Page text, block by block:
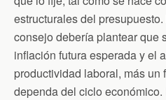
estructurales del
consejo debería plantear que
inflación futura esperada y el
productividad laboral, más un
dependa del ciclo